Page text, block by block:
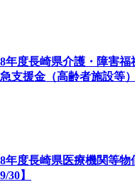
8年度長崎県介護・障害
支援金（高齢者施設等）
8年度長崎県医療機関等
30】